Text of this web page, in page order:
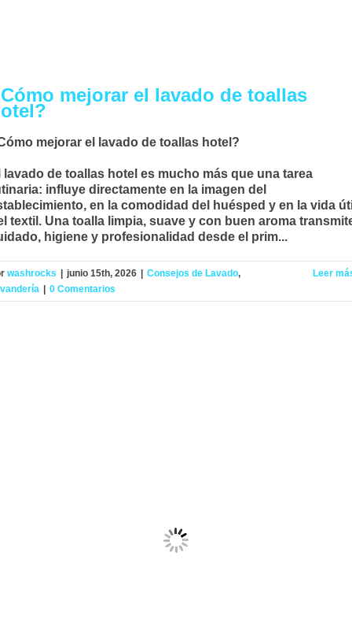
mejorar el lavado de toallas
mejorar el lavado de toallas hotel?
lavado de toallas hotel es mucho más que una tarea
influye directamente en la imagen del
en la comodidad del huésped y en la vida
textil. Una toalla limpia, suave y con buen aroma
higiene y profesionalidad desde el prim...
washrocks junio 15th, 2026 Consejos de Lavado,
0 Comentarios
Leer